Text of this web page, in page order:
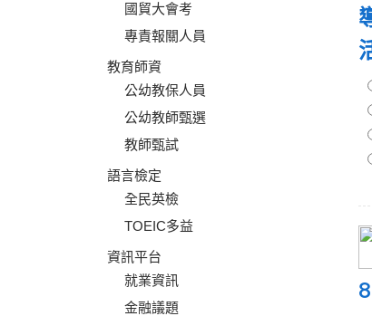
國貿大會考
專責報關人員
教育師資
公幼教保人員
公幼教師甄選
教師甄試
語言檢定
全民英檢
TOEIC多益
資訊平台
就業資訊
金融議題